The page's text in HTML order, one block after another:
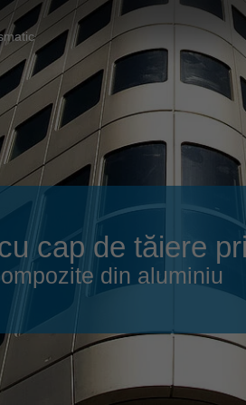
français
english
italiano
english
日本語
magyar
english
cap de tăiere
din aluminiu